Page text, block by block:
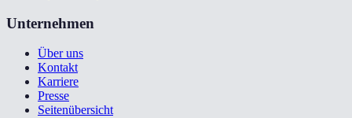
Unternehmen
Über uns
Kontakt
Karriere
Presse
Seitenübersicht